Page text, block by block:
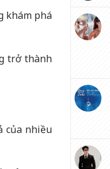
khám phá
trở thành
của nhiều